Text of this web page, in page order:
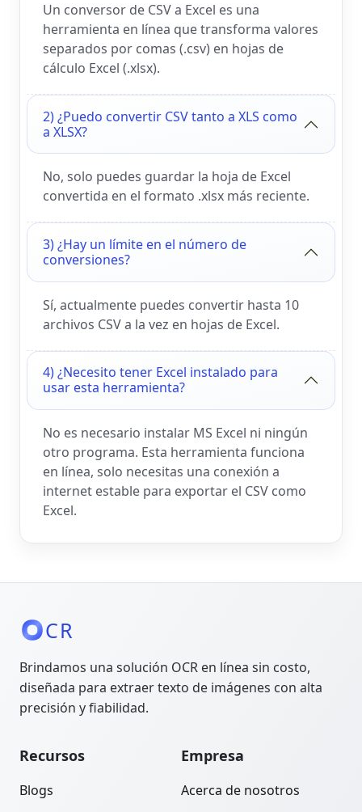
Un conversor de CSV a Excel es una
herramienta en línea que transforma valores
separados por comas (.csv) en hojas de
cálculo Excel (.xlsx).
2) ¿Puedo convertir CSV tanto a XLS como
a XLSX?
No, solo puedes guardar la hoja de Excel
convertida en el formato .xlsx más reciente.
3) ¿Hay un límite en el número de
conversiones?
Sí, actualmente puedes convertir hasta 10
archivos CSV a la vez en hojas de Excel.
4) ¿Necesito tener Excel instalado para
usar esta herramienta?
No es necesario instalar MS Excel ni ningún
otro programa. Esta herramienta funciona
en línea, solo necesitas una conexión a
internet estable para exportar el CSV como
Excel.
CR
Brindamos una solución OCR en línea sin costo,
diseñada para extraer texto de imágenes con alta
precisión y fiabilidad.
Recursos
Blogs
Empresa
Acerca de nosotros